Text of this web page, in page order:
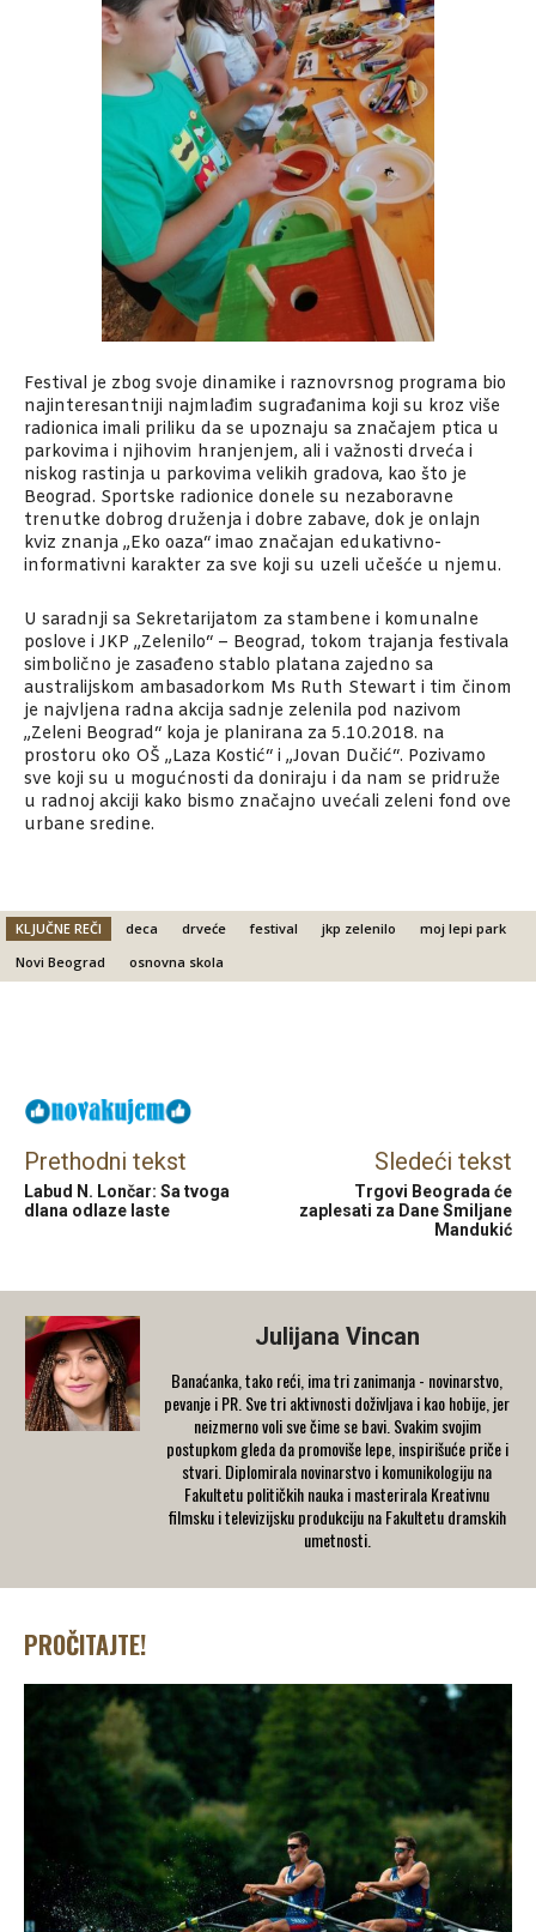
Festival je zbog svoje dinamike i raznovrsnog programa bio
najinteresantniji najmlađim sugrađanima koji su kroz više
radionica imali priliku da se upoznaju sa značajem ptica u
parkovima i njihovim hranjenjem, ali i važnosti drveća i
niskog rastinja u parkovima velikih gradova, kao što je
Beograd. Sportske radionice donele su nezaboravne
trenutke dobrog druženja i dobre zabave, dok je onlajn
kviz znanja „Eko oaza“ imao značajan edukativno-
informativni karakter za sve koji su uzeli učešće u njemu.
U saradnji sa Sekretarijatom za stambene i komunalne
poslove i JKP „Zelenilo“ – Beograd, tokom trajanja festivala
simbolično je zasađeno stablo platana zajedno sa
australijskom ambasadorkom Ms Ruth Stewart i tim činom
je najvljena radna akcija sadnje zelenila pod nazivom
„Zeleni Beograd“ koja je planirana za 5.10.2018. na
prostoru oko OŠ „Laza Kostić“ i „Jovan Dučić“. Pozivamo
sve koji su u mogućnosti da doniraju i da nam se pridruže
u radnoj akciji kako bismo značajno uvećali zeleni fond ove
urbane sredine.
KLJUČNE REČI deca drveće festival jkp zelenilo
moj lepi park
Novi Beograd
osnovna skola
Prethodni tekst
Labud N. Lončar: Sa tvoga
dlana odlaze laste
Sledeći tekst
Trgovi Beograda će
zaplesati za Dane Smiljane
Mandukić
Julijana Vincan
Banaćanka, tako reći, ima tri zanimanja - novinarstvo,
pevanje i PR. Sve tri aktivnosti doživljava i kao hobije, jer
neizmerno voli sve čime se bavi. Svakim svojim
postupkom gleda da promoviše lepe, inspirišuće priče i
stvari. Diplomirala novinarstvo i komunikologiju na
Fakultetu političkih nauka i masterirala Kreativnu
filmsku i televizijsku produkciju na Fakultetu dramskih
umetnosti.
PROČITAJTE!